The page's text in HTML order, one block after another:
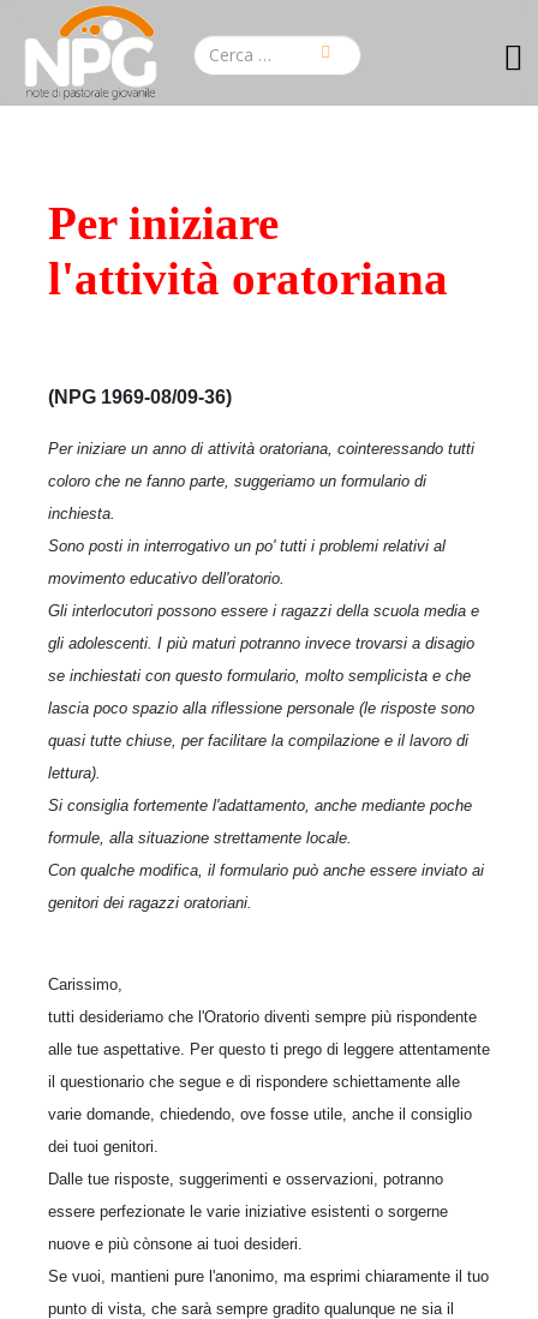
Per iniziare
l'attività oratoriana
(NPG 1969-08/09-36)
Per iniziare un anno di attività oratoriana, cointeressando tutti
coloro che ne fanno parte, suggeriamo un formulario di
inchiesta.
Sono posti in interrogativo un po' tutti i problemi relativi al
movimento educativo dell'oratorio.
Gli interlocutori possono essere i ragazzi della scuola media e
gli adolescenti. I più maturi potranno invece trovarsi a disagio
se inchiestati con questo formulario, molto semplicista e che
lascia poco spazio alla riflessione personale (le risposte sono
quasi tutte chiuse, per facilitare la compilazione e il lavoro di
lettura).
Si consiglia fortemente l'adattamento, anche mediante poche
formule, alla situazione strettamente locale.
Con qualche modifica, il formulario può anche essere inviato ai
genitori dei ragazzi oratoriani.
Carissimo,
tutti desideriamo che l'Oratorio diventi sempre più rispondente
alle tue aspettative. Per questo ti prego di leggere attentamente
il questionario che segue e di rispondere schiettamente alle
varie domande, chiedendo, ove fosse utile, anche il consiglio
dei tuoi genitori.
Dalle tue risposte, suggerimenti e osservazioni, potranno
essere perfezionate le varie iniziative esistenti o sorgerne
nuove e più cònsone ai tuoi desideri.
Se vuoi, mantieni pure l'anonimo, ma esprimi chiaramente il tuo
punto di vista, che sarà sempre gradito qualunque ne sia il